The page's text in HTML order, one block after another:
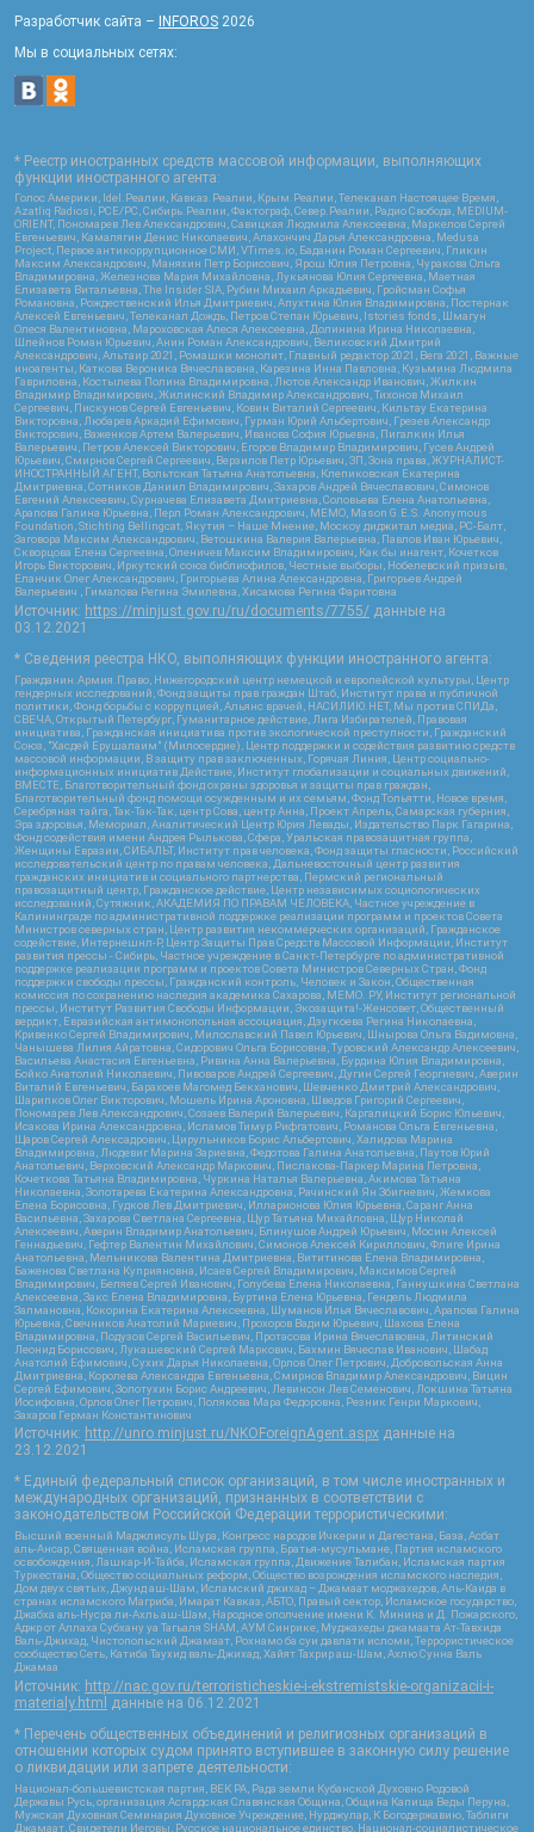
Разработчик сайта – INFOROS 2026
Мы в социальных сетях:
* Реестр иностранных средств массовой информации, выполняющих
функции иностранного агента:
Голос Америки, Idel.Реалии, Кавказ.Реалии, Крым.Реалии, Телеканал Настоящее Время,
Azatliq Radiosi, PCE/PC, Сибирь.Реалии, Фактограф, Север.Реалии, Радио Свобода, MEDIUM-
ORIENT, Пономарев Лев Александрович, Савицкая Людмила Алексеевна, Маркелов Сергей
Евгеньевич, Камалягин Денис Николаевич, Апахончич Дарья Александровна, Medusa
Project, Первое антикоррупционное СМИ, VTimes.io, Баданин Роман Сергеевич, Гликин
Максим Александрович, Маняхин Петр Борисович, Ярош Юлия Петровна, Чуракова Ольга
Владимировна, Железнова Мария Михайловна, Лукьянова Юлия Сергеевна, Маетная
Елизавета Витальевна, The Insider SIA, Рубин Михаил Аркадьевич, Гройсман Софья
Романовна, Рождественский Илья Дмитриевич, Апухтина Юлия Владимировна, Постернак
Алексей Евгеньевич, Телеканал Дождь, Петров Степан Юрьевич, Istories fonds, Шмагун
Олеся Валентиновна, Мароховская Алеся Алексеевна, Долинина Ирина Николаевна,
Шлейнов Роман Юрьевич, Анин Роман Александрович, Великовский Дмитрий
Александрович, Альтаир 2021, Ромашки монолит, Главный редактор 2021, Вега 2021, Важные
иноагенты, Каткова Вероника Вячеславовна, Карезина Инна Павловна, Кузьмина Людмила
Гавриловна, Костылева Полина Владимировна, Лютов Александр Иванович, Жилкин
Владимир Владимирович, Жилинский Владимир Александрович, Тихонов Михаил
Сергеевич, Пискунов Сергей Евгеньевич, Ковин Виталий Сергеевич, Кильтау Екатерина
Викторовна, Любарев Аркадий Ефимович, Гурман Юрий Альбертович, Грезев Александр
Викторович, Важенков Артем Валерьевич, Иванова София Юрьевна, Пигалкин Илья
Валерьевич, Петров Алексей Викторович, Егоров Владимир Владимирович, Гусев Андрей
Юрьевич, Смирнов Сергей Сергеевич, Верзилов Петр Юрьевич, ЗП, Зона права, ЖУРНАЛИСТ-
ИНОСТРАННЫЙ АГЕНТ, Вольтская Татьяна Анатольевна, Клепиковская Екатерина
Дмитриевна, Сотников Даниил Владимирович, Захаров Андрей Вячеславович, Симонов
Евгений Алексеевич, Сурначева Елизавета Дмитриевна, Соловьева Елена Анатольевна,
Арапова Галина Юрьевна, Перл Роман Александрович, МЕМО, Mason G.E.S. Anonymous
Foundation, Stichting Bellingcat, Якутия – Наше Мнение, Москоу диджитал медиа, РС-Балт,
Заговора Максим Александрович, Ветошкина Валерия Валерьевна, Павлов Иван Юрьевич,
Скворцова Елена Сергеевна, Оленичев Максим Владимирович, Как бы инагент, Кочетков
Игорь Викторович, Иркутский союз библиофилов, Честные выборы, Нобелевский призыв,
Еланчик Олег Александрович, Григорьева Алина Александровна, Григорьев Андрей
Валерьевич , Гималова Регина Эмилевна, Хисамова Регина Фаритовна
Источник: https://minjust.gov.ru/ru/documents/7755/ данные на
03.12.2021
* Сведения реестра НКО, выполняющих функции иностранного агента:
Гражданин.Армия.Право, Нижегородский центр немецкой и европейской культуры, Центр
гендерных исследований, Фонд защиты прав граждан Штаб, Институт права и публичной
политики, Фонд борьбы с коррупцией, Альянс врачей, НАСИЛИЮ.НЕТ, Мы против СПИДа,
СВЕЧА, Открытый Петербург, Гуманитарное действие, Лига Избирателей, Правовая
инициатива, Гражданская инициатива против экологической преступности, Гражданский
Союз, "Хасдей Ерушалаим" (Милосердие), Центр поддержки и содействия развитию средств
массовой информации, В защиту прав заключенных, Горячая Линия, Центр социально-
информационных инициатив Действие, Институт глобализации и социальных движений,
ВМЕСТЕ, Благотворительный фонд охраны здоровья и защиты прав граждан,
Благотворительный фонд помощи осужденным и их семьям, Фонд Тольятти, Новое время,
Серебряная тайга, Так-Так-Так, центр Сова, центр Анна, Проект Апрель, Самарская губерния,
Эра здоровья, Мемориал, Аналитический Центр Юрия Левады, Издательство Парк Гагарина,
Фонд содействия имени Андрея Рылькова, Сфера, Уральская правозащитная группа,
Женщины Евразии, СИБАЛЬТ, Институт прав человека, Фонд защиты гласности, Российский
исследовательский центр по правам человека, Дальневосточный центр развития
гражданских инициатив и социального партнерства, Пермский региональный
правозащитный центр, Гражданское действие, Центр независимых социологических
исследований, Сутяжник, АКАДЕМИЯ ПО ПРАВАМ ЧЕЛОВЕКА, Частное учреждение в
Калининграде по административной поддержке реализации программ и проектов Совета
Министров северных стран, Центр развития некоммерческих организаций, Гражданское
содействие, Интернешнл-Р, Центр Защиты Прав Средств Массовой Информации, Институт
развития прессы - Сибирь, Частное учреждение в Санкт-Петербурге по административной
поддержке реализации программ и проектов Совета Министров Северных Стран, Фонд
поддержки свободы прессы, Гражданский контроль, Человек и Закон, Общественная
комиссия по сохранению наследия академика Сахарова, МЕМО. РУ, Институт региональной
прессы, Институт Развития Свободы Информации, Экозащита!-Женсовет, Общественный
вердикт, Евразийская антимонопольная ассоциация, Дзугкоева Регина Николаевна,
Кривенко Сергей Владимирович, Милославский Павел Юрьевич, Шнырова Ольга Вадимовна,
Чанышева Лилия Айратовна, Сидорович Ольга Борисовна, Туровский Александр Алексеевич,
Васильева Анастасия Евгеньевна, Ривина Анна Валерьевна, Бурдина Юлия Владимировна,
Бойко Анатолий Николаевич, Пивоваров Андрей Сергеевич, Дугин Сергей Георгиевич, Аверин
Виталий Евгеньевич, Барахоев Магомед Бекханович, Шевченко Дмитрий Александрович,
Шарипков Олег Викторович, Мошель Ирина Ароновна, Шведов Григорий Сергеевич,
Пономарев Лев Александрович, Созаев Валерий Валерьевич, Каргалицкий Борис Юльевич,
Исакова Ирина Александровна, Исламов Тимур Рифгатович, Романова Ольга Евгеньевна,
Щаров Сергей Алексадрович, Цирульников Борис Альбертович, Халидова Марина
Владимировна, Людевиг Марина Зариевна, Федотова Галина Анатольевна, Паутов Юрий
Анатольевич, Верховский Александр Маркович, Пислакова-Паркер Марина Петровна,
Кочеткова Татьяна Владимировна, Чуркина Наталья Валерьевна, Акимова Татьяна
Николаевна, Золотарева Екатерина Александровна, Рачинский Ян Збигневич, Жемкова
Елена Борисовна, Гудков Лев Дмитриевич, Илларионова Юлия Юрьевна, Саранг Анна
Васильевна, Захарова Светлана Сергеевна, Щур Татьяна Михайловна, Щур Николай
Алексеевич, Аверин Владимир Анатольевич, Блинушов Андрей Юрьевич, Мосин Алексей
Геннадьевич, Гефтер Валентин Михайлович, Симонов Алексей Кириллович, Флиге Ирина
Анатольевна, Мельникова Валентина Дмитриевна, Вититинова Елена Владимировна,
Баженова Светлана Куприяновна, Исаев Сергей Владимирович, Максимов Сергей
Владимирович, Беляев Сергей Иванович, Голубева Елена Николаевна, Ганнушкина Светлана
Алексеевна, Закс Елена Владимировна, Буртина Елена Юрьевна, Гендель Людмила
Залмановна, Кокорина Екатерина Алексеевна, Шуманов Илья Вячеславович, Арапова Галина
Юрьевна, Свечников Анатолий Мариевич, Прохоров Вадим Юрьевич, Шахова Елена
Владимировна, Подузов Сергей Васильевич, Протасова Ирина Вячеславовна, Литинский
Леонид Борисович, Лукашевский Сергей Маркович, Бахмин Вячеслав Иванович, Шабад
Анатолий Ефимович, Сухих Дарья Николаевна, Орлов Олег Петрович, Добровольская Анна
Дмитриевна, Королева Александра Евгеньевна, Смирнов Владимир Александрович, Вицин
Сергей Ефимович, Золотухин Борис Андреевич, Левинсон Лев Семенович, Локшина Татьяна
Иосифовна, Орлов Олег Петрович, Полякова Мара Федоровна, Резник Генри Маркович,
Захаров Герман Константинович
Источник: http://unro.minjust.ru/NKOForeignAgent.aspx данные на
23.12.2021
* Единый федеральный список организаций, в том числе иностранных и
международных организаций, признанных в соответствии с
законодательством Российской Федерации террористическими:
Высший военный Маджлисуль Шура, Конгресс народов Ичкерии и Дагестана, База, Асбат
аль-Ансар, Священная война, Исламская группа, Братья-мусульмане, Партия исламского
освобождения, Лашкар-И-Тайба, Исламская группа, Движение Талибан, Исламская партия
Туркестана, Общество социальных реформ, Общество возрождения исламского наследия,
Дом двух святых, Джунд аш-Шам, Исламский джихад – Джамаат моджахедов, Аль-Каида в
странах исламского Магриба, Имарат Кавказ, АБТО, Правый сектор, Исламское государство,
Джабха аль-Нусра ли-Ахль аш-Шам, Народное ополчение имени К. Минина и Д. Пожарского,
Аджр от Аллаха Субхану уа Тагьаля SHAM, АУМ Синрике, Муджахеды джамаата Ат-Тавхида
Валь-Джихад, Чистопольский Джамаат, Рохнамо ба суи давлати исломи, Террористическое
сообщество Сеть, Катиба Таухид валь-Джихад, Хайят Тахрир аш-Шам, Ахлю Сунна Валь
Джамаа
Источник: http://nac.gov.ru/terroristicheskie-i-ekstremistskie-organizacii-i-
materialy.html
данные на 06.12.2021
* Перечень общественных объединений и религиозных организаций в
отношении которых судом принято вступившее в законную силу решение
о ликвидации или запрете деятельности:
Национал-большевистская партия, ВЕК РА, Рада земли Кубанской Духовно Родовой
Державы Русь, организация Асгардская Славянская Община, Община Капища Веды Перуна,
Мужская Духовная Семинария Духовное Учреждение, Нурджулар, К Богодержавию, Таблиги
Джамаат, Свидетели Иеговы, Русское национальное единство, Национал-социалистическое